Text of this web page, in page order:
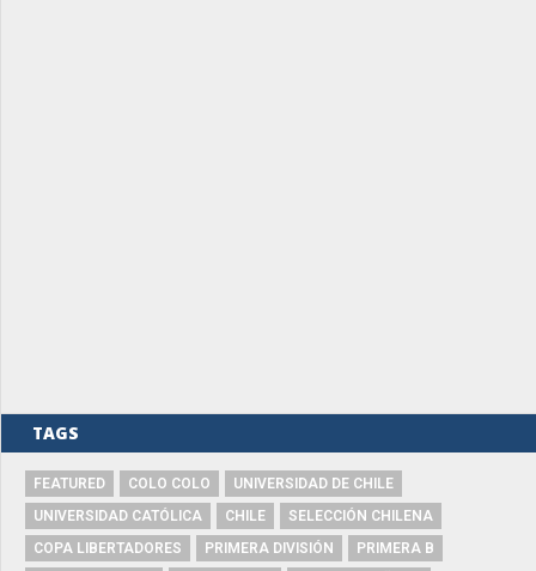
TAGS
FEATURED COLO COLO
UNIVERSIDAD DE CHILE
UNIVERSIDAD CATÓLICA
CHILE
SELECCIÓN CHILENA
COPA LIBERTADORES
PRIMERA DIVISIÓN
PRIMERA B